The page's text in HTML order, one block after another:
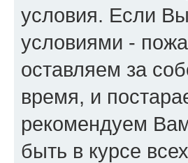
условия. Если
условиями -
оставляем за
время, и
рекомендуем
быть в курсе